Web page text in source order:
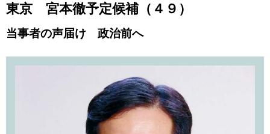
東京 宮本徹予定候補（４９）
当事者の声届け 政治前へ